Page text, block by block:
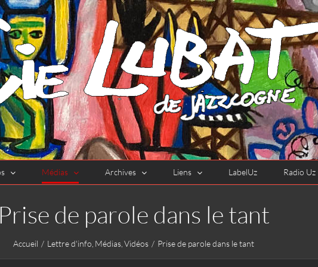
Médias Archives Liens LabelUz Radio Uz
Prise de parole dans le tant
Accueil Lettre d'info Médias Vidéos Prise de parole dans le tant